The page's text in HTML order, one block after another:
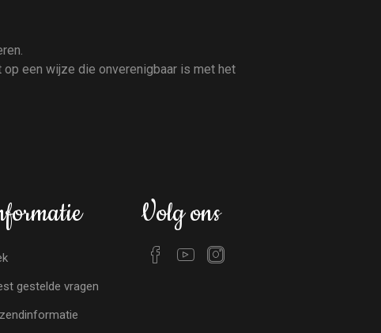
een wijze die onverenigbaar is met het
gestelde vragen
Volg ons